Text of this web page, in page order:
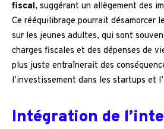
fiscal, suggérant un allègement des
Ce rééquilibrage pourrait désamorcer
sur les jeunes adultes, qui sont
charges fiscales et des dépenses de
plus juste entraînerait des
l’investissement dans les startups et
Intégration de